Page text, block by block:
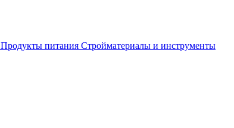
Продукты питания Стройматериалы и инструменты